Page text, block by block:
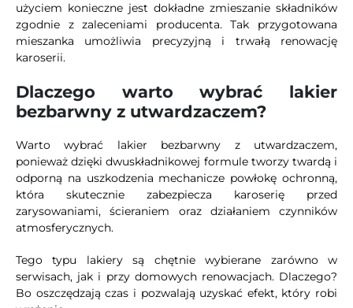
użyciem konieczne jest dokładne zmieszanie składników
zgodnie z zaleceniami producenta. Tak przygotowana
mieszanka umożliwia precyzyjną i trwałą renowację
karoserii.
Dlaczego warto wybrać lakier
bezbarwny z utwardzaczem?
Warto wybrać lakier bezbarwny z utwardzaczem,
ponieważ dzięki dwuskładnikowej formule tworzy twardą i
odporną na uszkodzenia mechanicze powłokę ochronną,
która skutecznie zabezpiecza karoserię przed
zarysowaniami, ścieraniem oraz działaniem czynników
atmosferycznych.
Tego typu lakiery są chętnie wybierane zarówno w
serwisach, jak i przy domowych renowacjach. Dlaczego?
Bo oszczędzają czas i pozwalają uzyskać efekt, który robi